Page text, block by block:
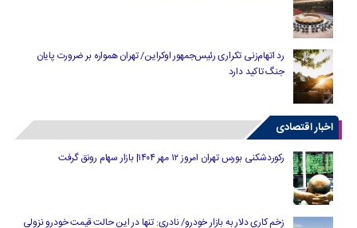
رد اتهام‌زنی تکراری رئیس‌جمهور اوکراین/ تهران همواره بر ضرورت پایان
جنگ تاکید دارد
اخبار اقتصادی
رکوردشکنی بورس تهران امروز ۱۲ مهر ۱۴۰۴| بازار سهام رونق گرفت
زخم کاری دلار به بازار خودرو/ نادری: تنها در این حالت قیمت خودرو نزولی